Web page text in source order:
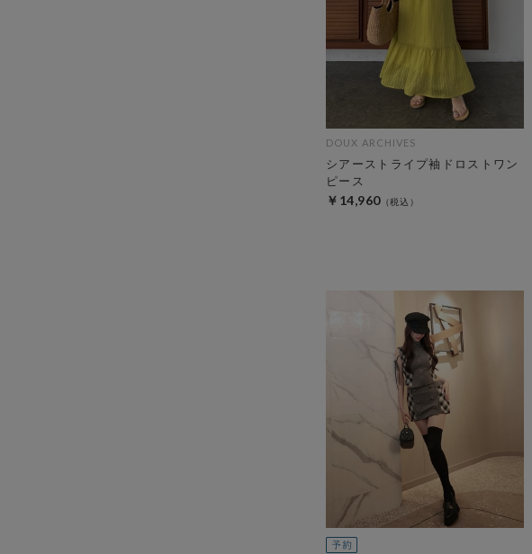
DOUX ARCHIVES
シアーストライプ袖ドロストワン
ピース
￥14,960